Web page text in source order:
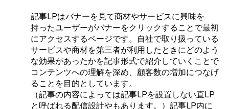
記事LPはバナーを見て商材やサービスに興味を
持ったユーザーがバナーをクリックすることで最初
にアクセスするページです。自社で取り扱っている
サービスや商材を第三者が利用したときにどのよう
な効果があったかを記事形式で紹介していくことで
コンテンツへの理解を深め、顧客数の増加につなげ
ることを目的としています。
（記事の内容によっては記事LPを設置しない直LP
と呼ばれる配信設計やもあります。）記事LP内に